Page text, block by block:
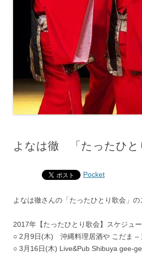
よなは徹 「たったひと
Pocket
よなは徹さんの「たったひとり歌会」
2017年【たったひとり歌会】スケジュ
○ 2月9日(木) 沖縄料理居酒や こだま –
○ 3月16日(木) Live&Pub Shibuya gee-